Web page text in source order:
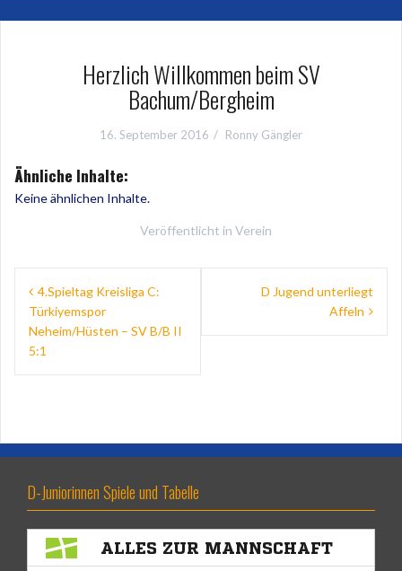
Herzlich Willkommen beim SV
Bachum/Bergheim
16. September 2016 Ronny Gängler
Ähnliche Inhalte:
Keine ähnlichen Inhalte.
Veröffentlicht in Verein
Beitragsnavigation
4.Spieltag Kreisliga C:
Türkiyemspor
Neheim/Hüsten – SV B/B II
5:1
D Jugend unterliegt
Affeln
D-Juniorinnen Spiele und Tabelle